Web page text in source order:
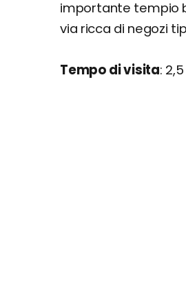
importante tempio
via ricca di negozi
Tempo di visita: